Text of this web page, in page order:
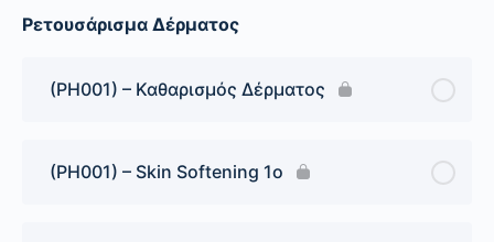
Ρετουσάρισμα Δέρματος
(PH001) – Καθαρισμός Δέρματος
(PH001) – Skin Softening 1ο